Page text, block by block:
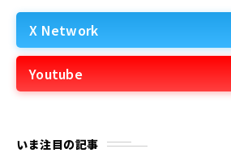
X Network
Youtube
いま注目の記事